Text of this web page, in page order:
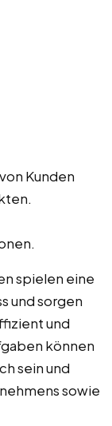
Kunden
spielen eine
und sorgen
und
können
sein und
sowie